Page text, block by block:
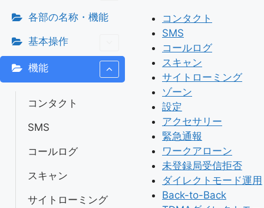
各部の名称・機能
基本操作
機能
コンタクト
SMS
コールログ
スキャン
サイトローミング
コンタクト
SMS
コールログ
スキャン
サイトローミング
ゾーン
設定
アクセサリー
緊急通報
ワークアローン
未登録局受信拒否
ダイレクトモード運用
Back-to-Back